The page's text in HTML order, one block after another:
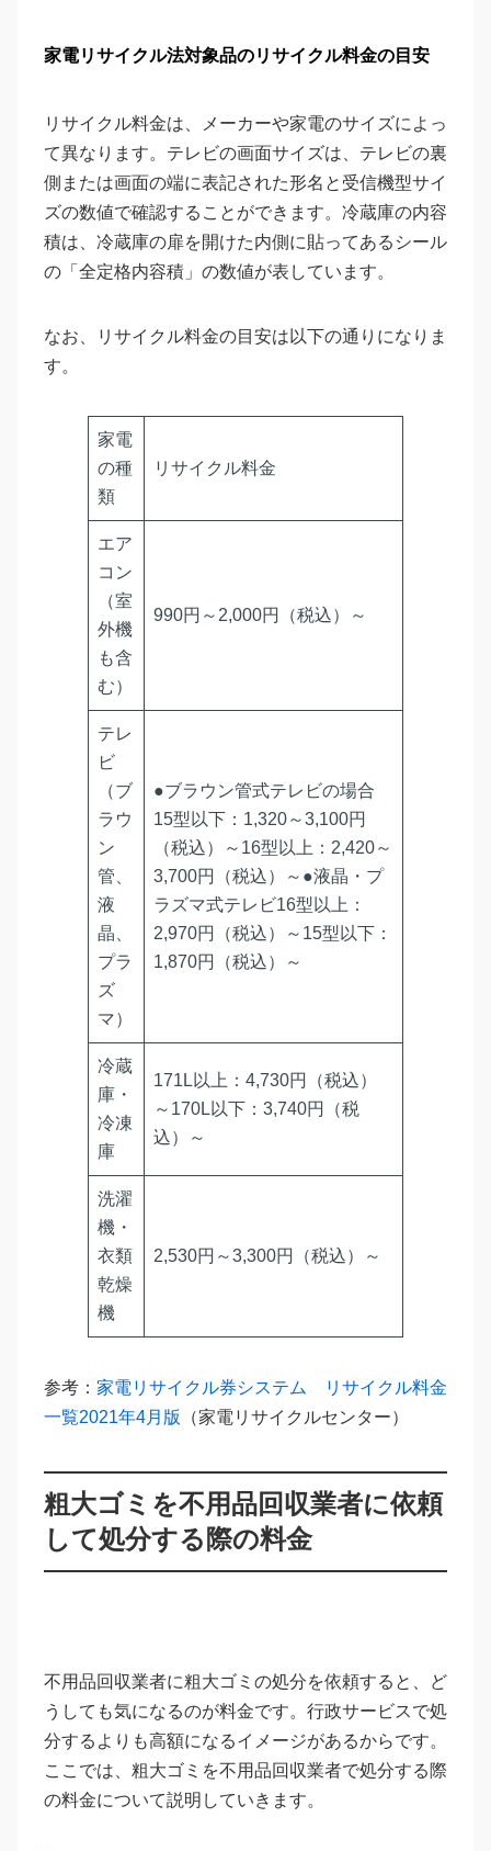
家電リサイクル法対象品のリサイクル料金の目安
リサイクル料金は、メーカーや家電のサイズによっ
て異なります。テレビの画面サイズは、テレビの裏
側または画面の端に表記された形名と受信機型サイ
ズの数値で確認することができます。冷蔵庫の内容
積は、冷蔵庫の扉を開けた内側に貼ってあるシール
の「全定格内容積」の数値が表しています。
なお、リサイクル料金の目安は以下の通りになりま
す。
家電
の種
類
リサイクル料金
エア
コン
（室
外機
も含
む）
990円～2,000円（税込）～
テレ
ビ
（ブ
ラウ
ン
管、
液
晶、
プラ
ズ
マ）
●ブラウン管式テレビの場合
15型以下：1,320～3,100円
（税込）～16型以上：2,420～
3,700円（税込）～●液晶・プ
ラズマ式テレビ16型以上：
2,970円（税込）～15型以下：
1,870円（税込）～
冷蔵
庫・
冷凍
庫
171L以上：4,730円（税込）
～170L以下：3,740円（税
込）～
洗濯
機・
衣類
乾燥
機
2,530円～3,300円（税込）～
参考： 家電リサイクル券システム リサイクル料金
一覧2021年4月版
（家電リサイクルセンター）
粗大ゴミを不用品回収業者に依頼
して処分する際の料金
不用品回収業者に粗大ゴミの処分を依頼すると、ど
うしても気になるのが料金です。行政サービスで処
分するよりも高額になるイメージがあるからです。
ここでは、粗大ゴミを不用品回収業者で処分する際
の料金について説明していきます。